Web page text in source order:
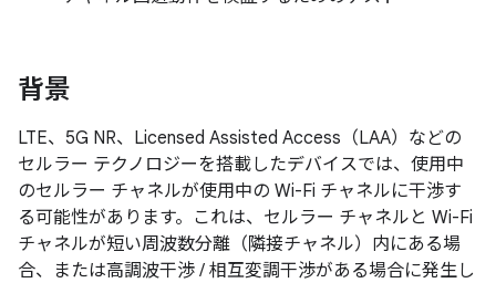
背景
LTE、5G NR、Licensed Assisted Access（LAA）などの
セルラー テクノロジーを搭載したデバイスでは、使用中
のセルラー チャネルが使用中の Wi-Fi チャネルに干渉す
る可能性があります。これは、セルラー チャネルと Wi-Fi
チャネルが短い周波数分離（隣接チャネル）内にある場
合、または高調波干渉 / 相互変調干渉がある場合に発生し